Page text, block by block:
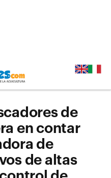
de
en contar
de
de altas